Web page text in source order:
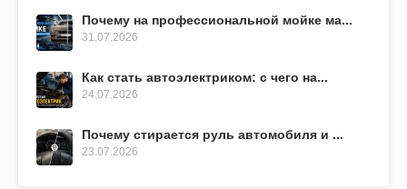
Почему на профессиональной мойке ма...
31.07.2026
Как стать автоэлектриком: с чего на...
24.07.2026
Почему стирается руль автомобиля и ...
23.07.2026